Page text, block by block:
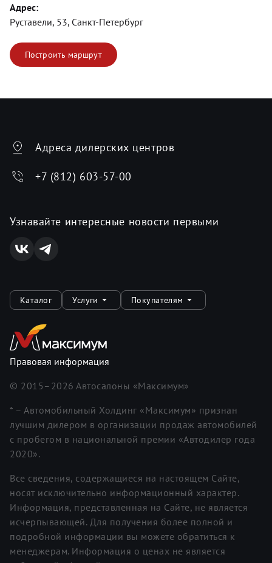
Адрес:
Руставели, 53, Санкт-Петербург
Построить маршрут
Адреса дилерских центров
+7 (812) 603-57-00
Узнавайте интересные новости первыми
Каталог Услуги Покупателям
Правовая информация
© 2015– 2026 Автосалоны «Максимум»
* – Автомобильный Холдинг «Максимум» признан
лучшим дилером в организации продаж автомобилей
с пробегом в национальной премии «Автодилер года
2020».
Все сведения, содержащиеся на настоящем Сайте,
носят исключительно информационный характер.
Информация, представленная на Сайте, не является
исчерпывающей. Для получения более полной и
подробной информации вы можете обратиться к
менеджерам. Информация о ценах не является